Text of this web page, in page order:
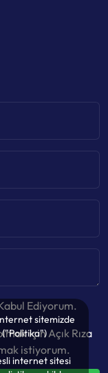
Ediyorum.
için Açık Rıza
istiyorum.
sitemizde
("Politika")
internet sitesi